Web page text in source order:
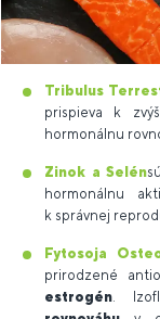
Tribulus
prispieva k
hormonálnu
Zinok a Selén
hormonálnu
k správnej
Fytosoja
prirodzené
estrogén.